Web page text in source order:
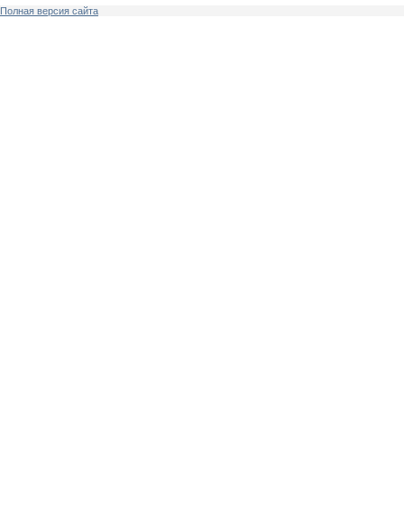
Полная версия сайта